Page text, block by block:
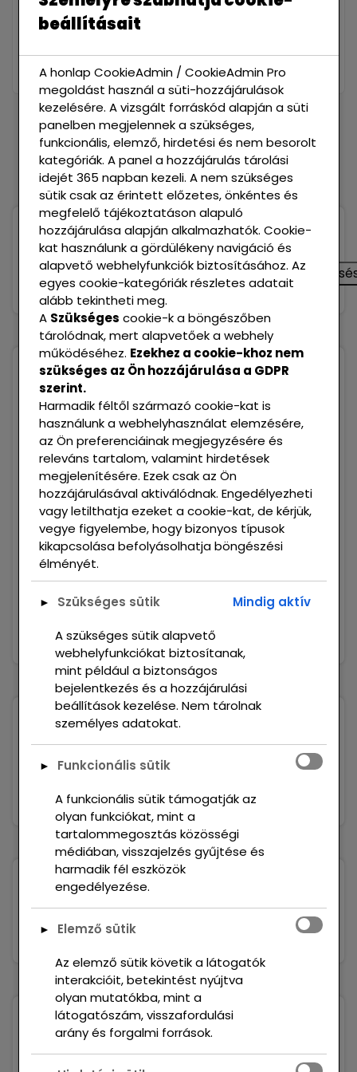
post. Edit or delete it, then start writing!
Keresés
Recent Posts
Hello world!
Digital Experience
Furnitures Supply
Modern Building
Recent Comments
Recent Posts
beállításait
A honlap CookieAdmin / CookieAdmin Pro
megoldást használ a süti-hozzájárulások
kezelésére. A vizsgált forráskód alapján a süti
panelben megjelennek a szükséges,
funkcionális, elemző, hirdetési és nem besorolt
kategóriák. A panel a hozzájárulás tárolási
idejét 365 napban kezeli. A nem szükséges
sütik csak az érintett előzetes, önkéntes és
megfelelő tájékoztatáson alapuló
hozzájárulása alapján alkalmazhatók. Cookie-
kat használunk a gördülékeny navigáció és
alapvető webhelyfunkciók biztosításához. Az
egyes cookie-kategóriák részletes adatait
alább tekintheti meg.
A Szükséges cookie-k a böngészőben
tárolódnak, mert alapvetőek a webhely
működéséhez. Ezekhez a cookie-khoz nem
szükséges az Ön hozzájárulása a GDPR
szerint.
Harmadik féltől származó cookie-kat is
használunk a webhelyhasználat elemzésére,
az Ön preferenciáinak megjegyzésére és
releváns tartalom, valamint hirdetések
megjelenítésére. Ezek csak az Ön
hozzájárulásával aktiválódnak. Engedélyezheti
vagy letilthatja ezeket a cookie-kat, de kérjük,
vegye figyelembe, hogy bizonyos típusok
kikapcsolása befolyásolhatja böngészési
élményét.
► Szükséges sütik
Mindig aktív
A szükséges sütik alapvető
webhelyfunkciókat biztosítanak,
mint például a biztonságos
bejelentkezés és a hozzájárulási
beállítások kezelése. Nem tárolnak
személyes adatokat.
►
Funkcionális sütik
A funkcionális sütik támogatják az
olyan funkciókat, mint a
tartalommegosztás közösségi
médiában, visszajelzés gyűjtése és
harmadik fél eszközök
engedélyezése.
►
Elemző sütik
Az elemző sütik követik a látogatók
interakcióit, betekintést nyújtva
olyan mutatókba, mint a
látogatószám, visszafordulási
arány és forgalmi források.